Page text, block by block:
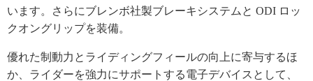
います。さらにブレンボ社製ブレーキシステムと ODI ロッ
クオングリップを装備。
優れた制動力とライディングフィールの向上に寄与するほ
か、ライダーを強力にサポートする電子デバイスとして、